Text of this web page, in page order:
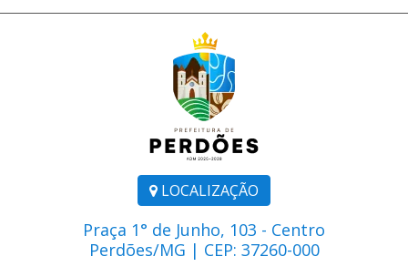
LOCALIZAÇÃO
Praça 1° de Junho, 103 - Centro
Perdões/MG | CEP: 37260-000